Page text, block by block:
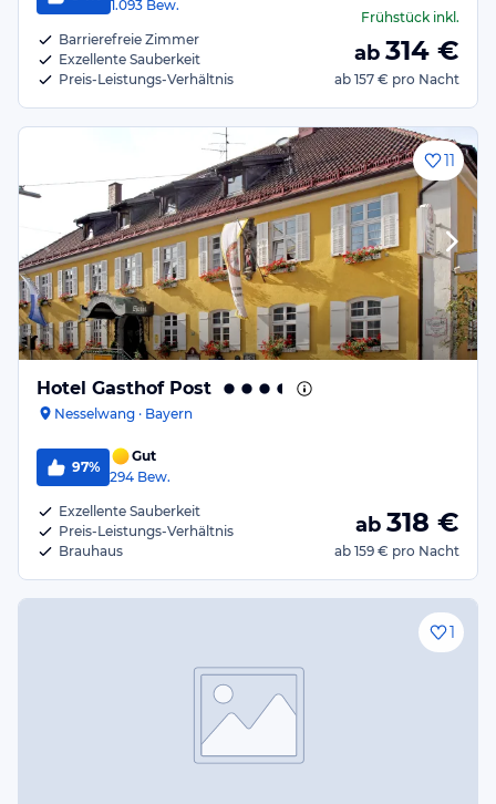
1.093 Bew.
Barrierefreie Zimmer
Exzellente Sauberkeit
Preis-Leistungs-Verhältnis
Frühstückinkl.
ab 314 €
ab 157 € pro Nacht
11
Hotel Gasthof Post
Nesselwang · Bayern
97%
Gut
294 Bew.
Exzellente Sauberkeit
Preis-Leistungs-Verhältnis
Brauhaus
ab 318 €
ab 159 € pro Nacht
1